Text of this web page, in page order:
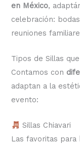
en México,
celebración:
reuniones
Tipos de Sillas
Contamos con
adaptan a la
evento:
Sillas Chiavari
Las favoritas para